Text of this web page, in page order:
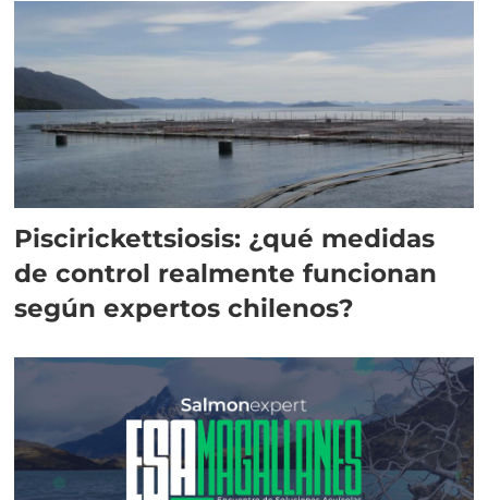
Piscirickettsiosis: ¿qué medidas
de control realmente funcionan
según expertos chilenos?